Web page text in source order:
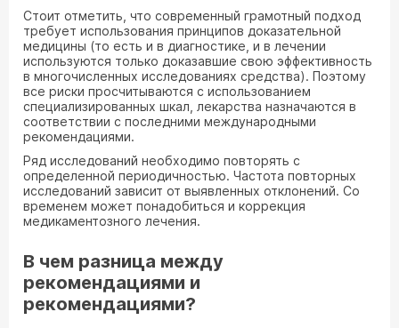
Стоит отметить, что современный грамотный подход
требует использования принципов доказательной
медицины (то есть и в диагностике, и в лечении
используются только доказавшие свою эффективность
в многочисленных исследованиях средства). Поэтому
все риски просчитываются с использованием
специализированных шкал, лекарства назначаются в
соответствии с последними международными
рекомендациями.
Ряд исследований необходимо повторять с
определенной периодичностью. Частота повторных
исследований зависит от выявленных отклонений. Со
временем может понадобиться и коррекция
медикаментозного лечения.
В чем разница между
рекомендациями и
рекомендациями?